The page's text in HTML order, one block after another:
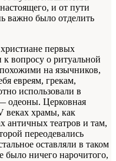
и от пути
важно было отделить
христиане первых
вопросу о ритуальной
на язычников,
евреям, грекам,
использовали в
одеоны. Церковная
веках храмы, как
античных театров и там,
переодевались
оставляли в таком
было ничего нарочитого,